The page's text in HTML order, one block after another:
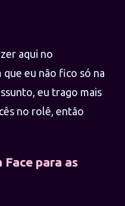
aqui no
que eu não fico só na
eu trago mais
no rolê, então
para as